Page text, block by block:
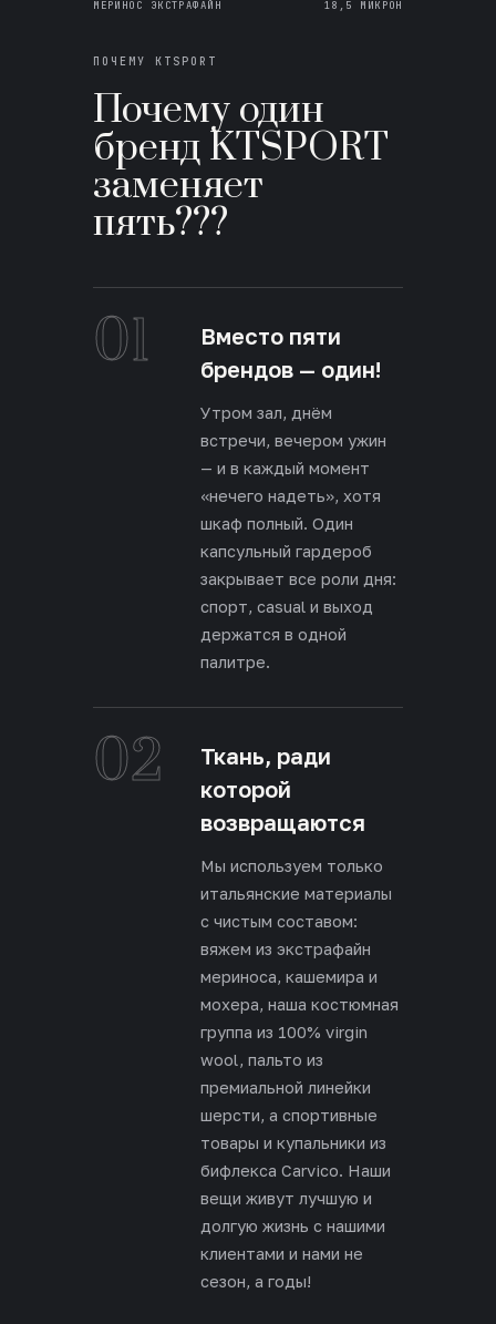
МЕРИНОС ЭКСТРАФАЙН 18,5 МИКРОН
ПОЧЕМУ KTSPORT
Почему один
бренд KTSPORT
заменяет
пять???
01
Вместо пяти
брендов — один!
Утром зал, днём
встречи, вечером ужин
— и в каждый момент
«нечего надеть», хотя
шкаф полный. Один
капсульный гардероб
закрывает все роли дня:
спорт, casual и выход
держатся в одной
палитре.
02
Ткань, ради
которой
возвращаются
Мы используем только
итальянские материалы
с чистым составом:
вяжем из экстрафайн
мериноса, кашемира и
мохера, наша костюмная
группа из 100% virgin
wool, пальто из
премиальной линейки
шерсти, а спортивные
товары и купальники из
бифлекса Carvico. Наши
вещи живут лучшую и
долгую жизнь с нашими
клиентами и нами не
сезон, а годы!